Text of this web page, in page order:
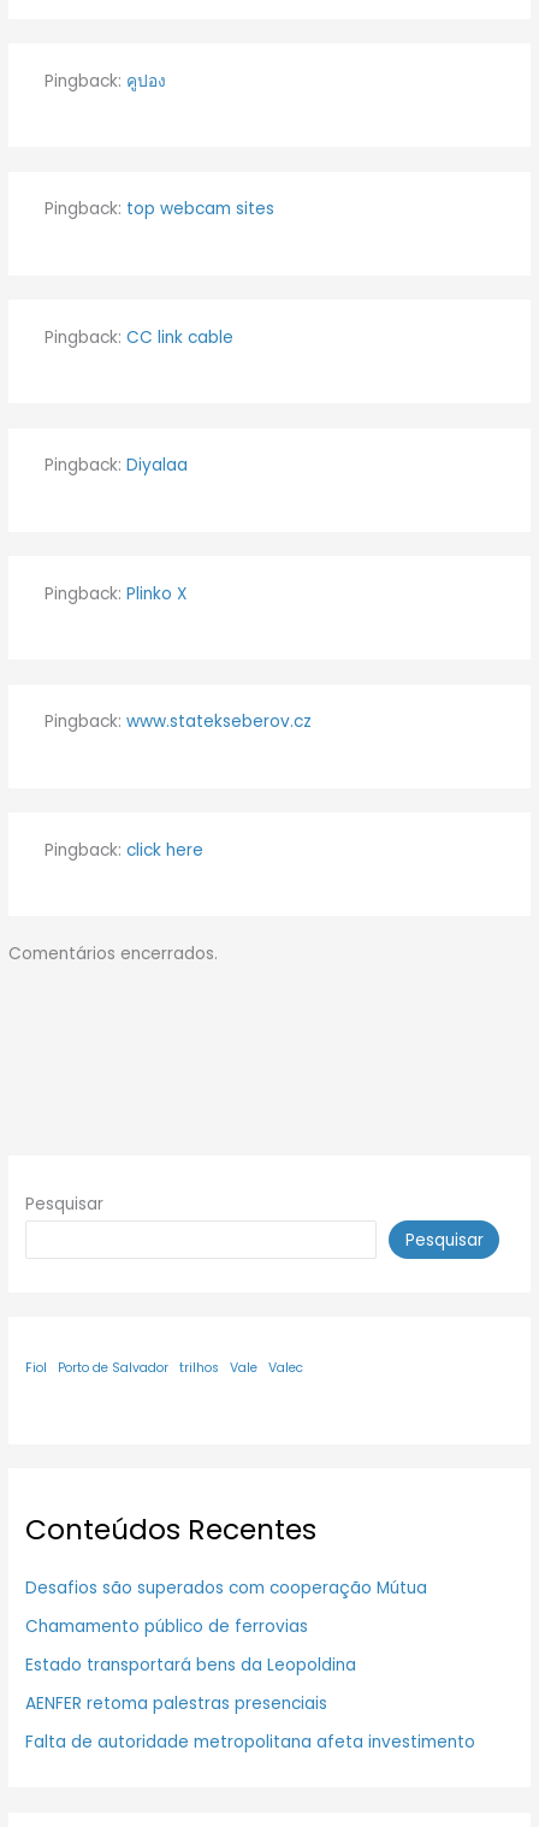
Pingback: คูปอง
Pingback: top webcam sites
Pingback: CC link cable
Pingback: Diyalaa
Pingback: Plinko X
Pingback: www.statekseberov.cz
Pingback: click here
Comentários encerrados.
Pesquisar
Pesquisar
Fiol Porto de Salvador trilhos Vale Valec
Conteúdos Recentes
Desafios são superados com cooperação Mútua
Chamamento público de ferrovias
Estado transportará bens da Leopoldina
AENFER retoma palestras presenciais
Falta de autoridade metropolitana afeta investimento